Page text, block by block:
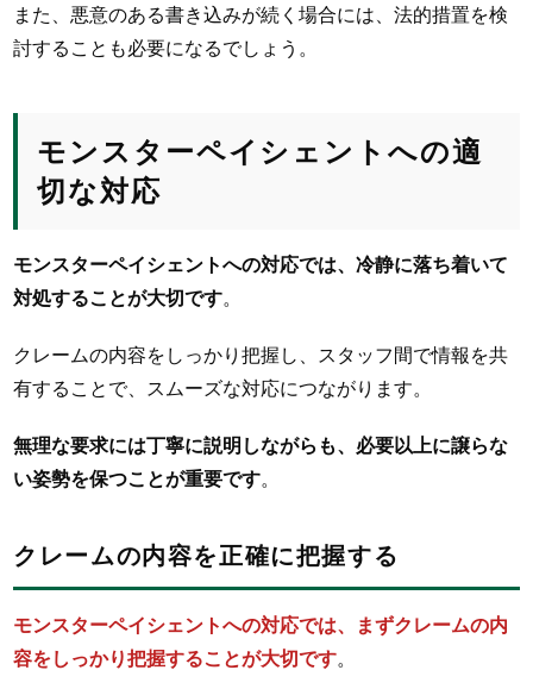
また、悪意のある書き込みが続く場合には、法的措置を検
討することも必要になるでしょう。
モンスターペイシェントへの適
切な対応
モンスターペイシェントへの対応では、冷静に落ち着いて
対処することが大切です。
クレームの内容をしっかり把握し、スタッフ間で情報を共
有することで、スムーズな対応につながります。
無理な要求には丁寧に説明しながらも、必要以上に譲らな
い姿勢を保つことが重要です。
クレームの内容を正確に把握する
モンスターペイシェントへの対応では、まずクレームの内
容をしっかり把握することが大切です。